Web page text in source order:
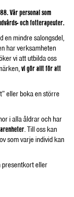
Vår personal som
och fotterapeuter.
en mindre salongsdel,
har verksamheten
vi att utbilda oss
vi gör allt för att
eller boka en större
i alla åldrar och har
. Till oss kan
som varje individ kan
presentkort eller